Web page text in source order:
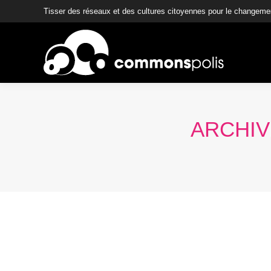
Tisser des réseaux et des cultures citoyennes pour le